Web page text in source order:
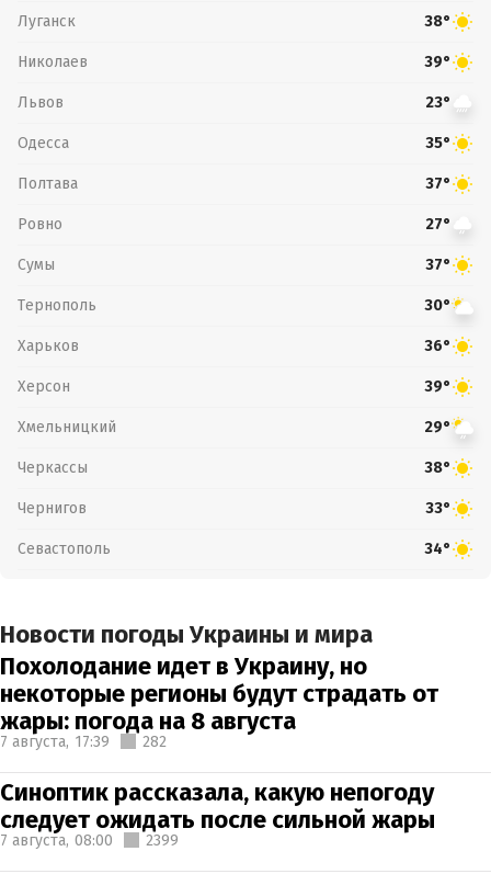
Луганск 38°
Николаев 39°
Львов 23°
Одесса 35°
Полтава 37°
Ровно 27°
Сумы 37°
Тернополь 30°
Харьков 36°
Херсон 39°
Хмельницкий 29°
Черкассы 38°
Чернигов 33°
Севастополь 34°
Новости погоды Украины и мира
Похолодание идет в Украину, но
некоторые регионы будут страдать от
жары: погода на 8 августа
7 августа, 17:39 282
Синоптик рассказала, какую непогоду
следует ожидать после сильной жары
7 августа, 08:00 2399